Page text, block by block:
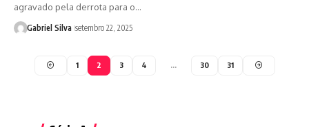
agravado pela derrota para o…
Gabriel Silva setembro 22, 2025
1 2 3 4 … 30 31